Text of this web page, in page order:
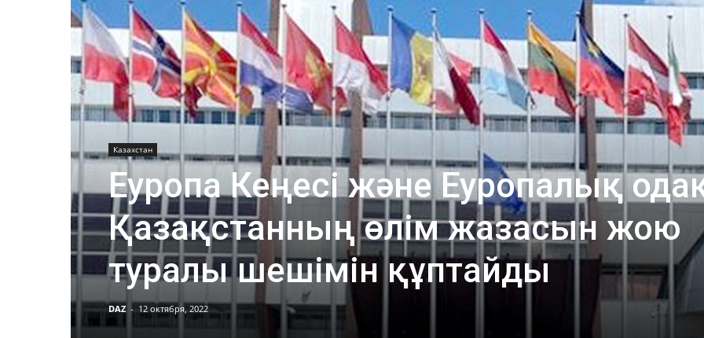
Казахстан
Еуропа Кеңесі және Еуропалық
Қазақстанның өлім жазасын жою
туралы шешімін құптайды
DAZ - 12 октября, 2022